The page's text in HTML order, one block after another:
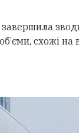
завершила
схожі